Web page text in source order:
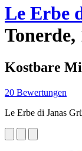
Le Erbe
Tonerde,
Kostbare
20 Bewertungen
Le Erbe di Janas